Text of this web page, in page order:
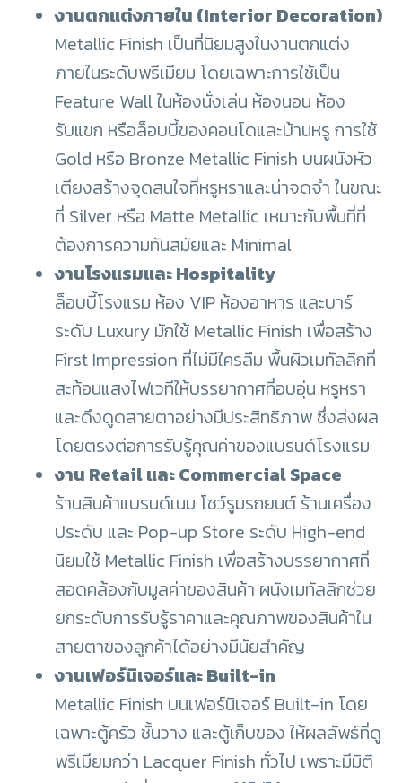
งานตกแต่งภายใน (Interior Decoration)
Metallic Finish เป็นที่นิยมสูงในงานตกแต่ง
ภายในระดับพรีเมียม โดยเฉพาะการใช้เป็น
Feature Wall ในห้องนั่งเล่น ห้องนอน ห้อง
รับแขก หรือล็อบบี้ของคอนโดและบ้านหรู การใช้
Gold หรือ Bronze Metallic Finish บนผนังหัว
เตียงสร้างจุดสนใจที่หรูหราและน่าจดจำ ในขณะ
ที่ Silver หรือ Matte Metallic เหมาะกับพื้นที่ที่
ต้องการความทันสมัยและ Minimal
งานโรงแรมและ Hospitality
ล็อบบี้โรงแรม ห้อง VIP ห้องอาหาร และบาร์
ระดับ Luxury มักใช้ Metallic Finish เพื่อสร้าง
First Impression ที่ไม่มีใครลืม พื้นผิวเมทัลลิกที่
สะท้อนแสงไฟเวทีให้บรรยากาศที่อบอุ่น หรูหรา
และดึงดูดสายตาอย่างมีประสิทธิภาพ ซึ่งส่งผล
โดยตรงต่อการรับรู้คุณค่าของแบรนด์โรงแรม
งาน Retail และ Commercial Space
ร้านสินค้าแบรนด์เนม โชว์รูมรถยนต์ ร้านเครื่อง
ประดับ และ Pop-up Store ระดับ High-end
นิยมใช้ Metallic Finish เพื่อสร้างบรรยากาศที่
สอดคล้องกับมูลค่าของสินค้า ผนังเมทัลลิกช่วย
ยกระดับการรับรู้ราคาและคุณภาพของสินค้าใน
สายตาของลูกค้าได้อย่างมีนัยสำคัญ
งานเฟอร์นิเจอร์และ Built-in
Metallic Finish บนเฟอร์นิเจอร์ Built-in โดย
เฉพาะตู้ครัว ชั้นวาง และตู้เก็บของ ให้ผลลัพธ์ที่ดู
พรีเมียมกว่า Lacquer Finish ทั่วไป เพราะมีมิติ